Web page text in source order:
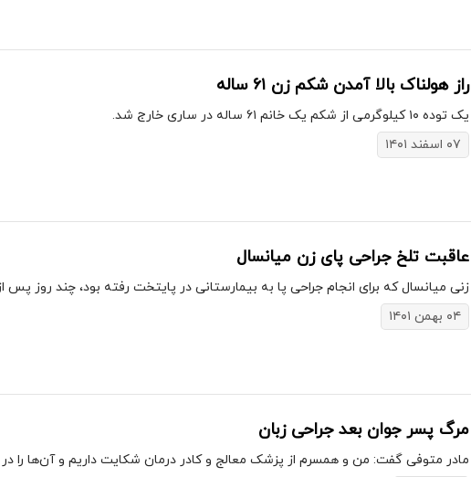
راز هولناک بالا آمدن شکم زن ۶۱ ساله
یک توده ۱۰ کیلوگرمی از شکم یک خانم ۶۱ ساله در ساری خارج شد.
۰۷ اسفند ۱۴۰۱
عاقبت تلخ جراحی پای زن میانسال
زنی میانسال که برای انجام جراحی پا به بیمارستانی در پایتخت رفته بود، چند روز
۰۴ بهمن ۱۴۰۱
مرگ پسر جوان بعد جراحی زبان
مادر متوفی گفت: من و همسرم از پزشک معالج و کادر درمان شکایت داریم و آن‌ها را